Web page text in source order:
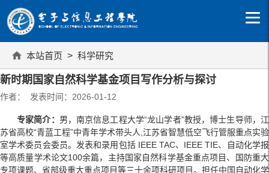
本站首页 > 科学研究
新时期国家自然科学基金项目写作分析与探讨
作者： 发表时间：2026-01-12
专家简介： 男，南京信息工程大学“龙山学者”教授，博士生导师，江
苏省高校“青蓝工程”中青年学术带头人,江苏省智慧低空飞行管服重点实验
室学术委员会委员。发表和录用包括 IEEE TAC、IEEE TIE、自动化学报
等高质量学术论文100余篇，主持国家自然科学基金重点项目、国防重大
专项课题、省部级重大重点项目等三十余项科研项目。担任中国自动化学